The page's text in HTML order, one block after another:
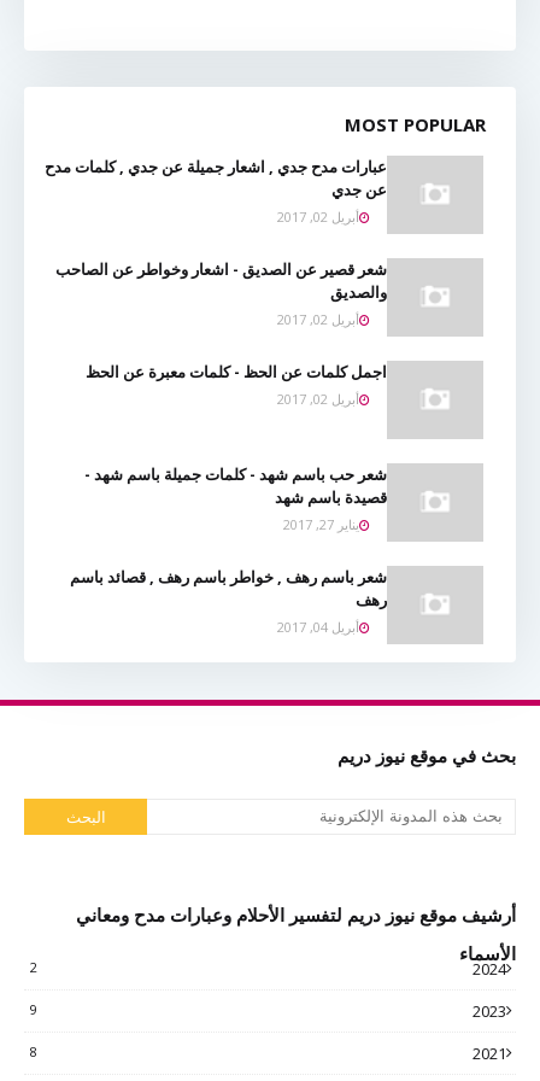
MOST POPULAR
عبارات مدح جدي , اشعار جميلة عن جدي , كلمات مدح
عن جدي
أبريل 02, 2017
شعر قصير عن الصديق - اشعار وخواطر عن الصاحب
والصديق
أبريل 02, 2017
اجمل كلمات عن الحظ - كلمات معبرة عن الحظ
أبريل 02, 2017
شعر حب باسم شهد - كلمات جميلة باسم شهد -
قصيدة باسم شهد
يناير 27, 2017
شعر باسم رهف , خواطر باسم رهف , قصائد باسم
رهف
أبريل 04, 2017
بحث في موقع نيوز دريم
أرشيف موقع نيوز دريم لتفسير الأحلام وعبارات مدح ومعاني
الأسماء
2024
2
2023
9
2021
8